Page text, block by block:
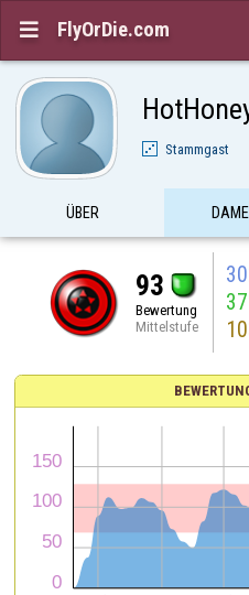
 FlyOrDie.com
Stammgast
ÜBER
93
Bewertung
Mittelstufe